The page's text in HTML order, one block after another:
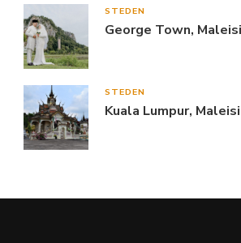
STEDEN
George Town,
STEDEN
Kuala Lumpur,